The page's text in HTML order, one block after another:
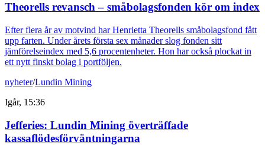
Theorells revansch – småbolagsfonden kör om index
Efter flera år av motvind har Henrietta Theorells småbolagsfond fått
upp farten. Under årets första sex månader slog fonden sitt
jämförelseindex med 5,6 procentenheter. Hon har också plockat in
ett nytt finskt bolag i portföljen.
nyheter/Lundin Mining
Igår, 15:36
Jefferies: Lundin Mining överträffade
kassaflödesförväntningarna